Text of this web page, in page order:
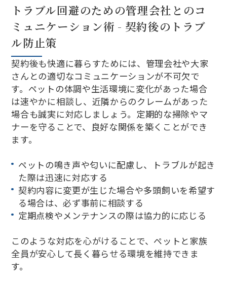
トラブル回避のための管理会社とのコ
ミュニケーション術 - 契約後のトラブ
ル防止策
契約後も快適に暮らすためには、管理会社や大家
さんとの適切なコミュニケーションが不可欠で
す。ペットの体調や生活環境に変化があった場合
は速やかに相談し、近隣からのクレームがあった
場合も誠実に対応しましょう。定期的な掃除やマ
ナーを守ることで、良好な関係を築くことができ
ます。
ペットの鳴き声や匂いに配慮し、トラブルが起き
た際は迅速に対応する
契約内容に変更が生じた場合や多頭飼いを希望す
る場合は、必ず事前に相談する
定期点検やメンテナンスの際は協力的に応じる
このような対応を心がけることで、ペットと家族
全員が安心して長く暮らせる環境を維持できま
す。